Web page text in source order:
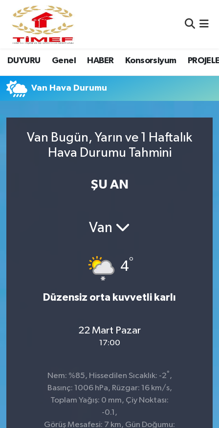
DUYURU Genel HABER Konsorsiyum
Van Hava Durumu
Van Bugün, Yarın ve 1 Haftalık
Hava Durumu Tahmini
ŞU AN
Van
4°
Düzensiz orta kuvvetli karlı
22 Mart Pazar
17:00
Nem: %85, Hissedilen Sıcaklık: -2° ,
Basınç: 1006 hPa, Rüzgar: 16 km/s,
Toplam Yağış: 0 mm, Çiy Noktası:
-0.1,
Görüş Mesafesi: 7 km, Gün Doğumu:
Anasayfa Kutu
Anasayfa Manşet
Canlı Yayın
Erasmus
Nöbetçi Eczaneler
Hava Durumu
Namaz Vakitleri
Süper Lig Puan Durumu ve Fikstür
Son Dakika Haberleri